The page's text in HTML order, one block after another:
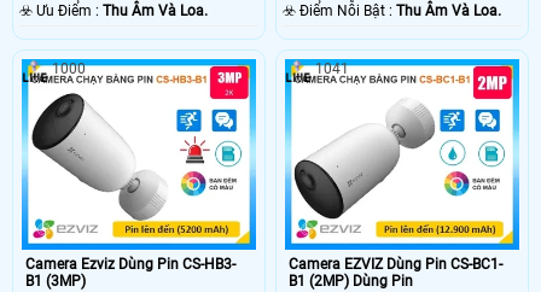
️☣️ Ưu Điểm : Thu Âm Và Loa.
️☣️ Điểm Nỗi Bật :Thu Âm Và Loa.
Camera Ezviz Dùng Pin CS-HB3-
B1 (3MP)
1000
Camera EZVIZ Dùng Pin CS-BC1-
B1 (2MP) Dùng Pin
1041